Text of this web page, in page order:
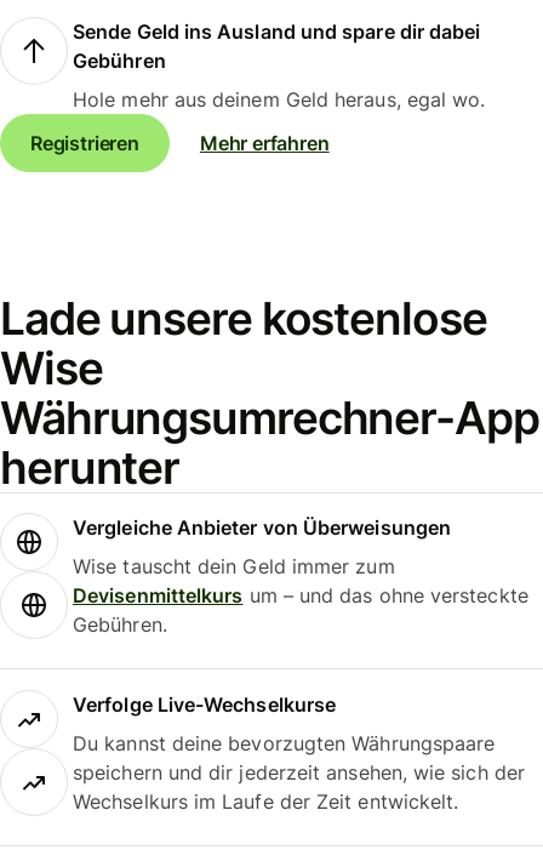
Sende Geld ins Ausland und spare dir dabei
Gebühren
Hole mehr aus deinem Geld heraus, egal wo.
Registrieren
Mehr erfahren
Lade unsere kostenlose
Wise
Währungsumrechner-App
herunter
Vergleiche Anbieter von Überweisungen
Wise tauscht dein Geld immer zum
Devisenmittelkurs um – und das ohne versteckte
Gebühren.
Verfolge Live-Wechselkurse
Du kannst deine bevorzugten Währungspaare
speichern und dir jederzeit ansehen, wie sich der
Wechselkurs im Laufe der Zeit entwickelt.